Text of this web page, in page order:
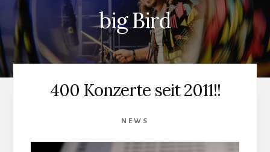
Studiodrummer
big Bird
400 Konzerte seit 2011!!
NEWS